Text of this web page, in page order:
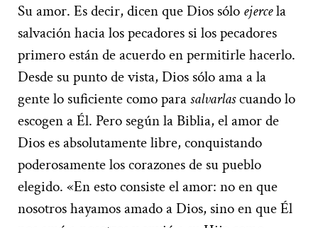
Su amor. Es decir, dicen que Dios sólo ejercela
salvación hacia los pecadores si los pecadores
primero están de acuerdo en permitirle hacerlo.
Desde su punto de vista, Dios sólo ama a la
gente lo suficiente como parasalvarlascuando lo
escogen a Él. Pero según la Biblia, el amor de
Dios es absolutamente libre, conquistando
poderosamente los corazones de su pueblo
elegido. «En esto consiste el amor: no en que
nosotros hayamos amado a Dios, sino en que Él